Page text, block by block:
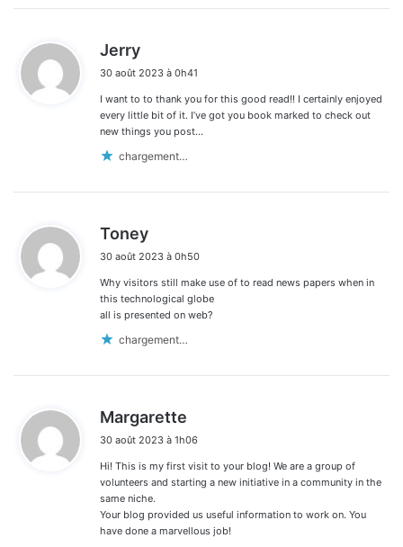
Jerry
t
:
30 août 2023 à 0h41
I want to to thank you for this good read!! I certainly enjoyed
every little bit of it. I’ve got you book marked to check out
new things you post…
chargement…
Toney
t
:
30 août 2023 à 0h50
Why visitors still make use of to read news papers when in
this technological globe
all is presented on web?
chargement…
Margarette
t
:
30 août 2023 à 1h06
Hi! This is my first visit to your blog! We are a group of
volunteers and starting a new initiative in a community in the
same niche.
Your blog provided us useful information to work on. You
have done a marvellous job!